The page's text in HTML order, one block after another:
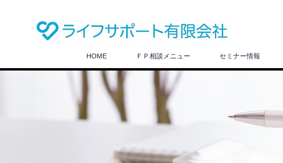
HOME ＦＰ相談メニュー セミナー情報